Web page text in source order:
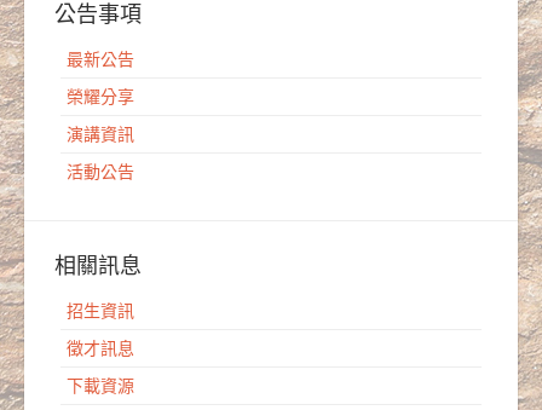
公告事項
最新公告
榮耀分享
演講資訊
活動公告
相關訊息
招生資訊
徵才訊息
下載資源